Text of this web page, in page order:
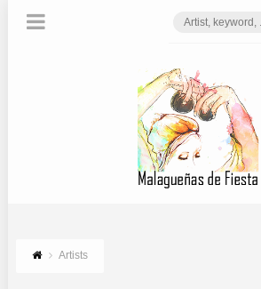
Artists